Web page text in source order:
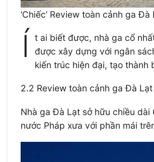
‘Chiếc’ Review toàn cảnh ga
Í
t ai biết được, nhà ga cổ
được xây dựng với ngân
kiến trúc hiện đại, tạo
2.2 Review toàn cảnh ga Đà
Nhà ga Đà Lạt sở hữu chiều dài
nước Pháp xưa với phần mái